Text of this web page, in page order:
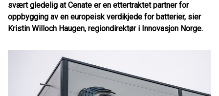
svært gledelig at Cenate er en ettertraktet partner for
oppbygging av en europeisk verdikjede for batterier, sier
Kristin Willoch Haugen, regiondirektør i Innovasjon Norge.